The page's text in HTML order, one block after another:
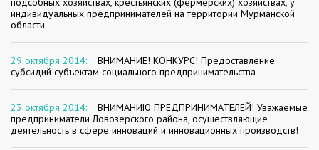
индивидуальных предпринимателей на территории Мурманской
области.
29 октября 2014:
ВНИМАНИЕ! КОНКУРС! Предоставление
субсидий субъектам социального предпринимательства
23 октября 2014:
ВНИМАНИЮ ПРЕДПРИНИМАТЕЛЕЙ! Уважаемые
предприниматели Ловозерского района, осуществляющие
деятельность в сфере инноваций и инновационных производств!